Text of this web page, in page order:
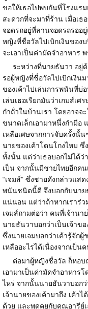
ขอให้เธอไปพบกันที่โรงแร
สะดวกที่จะมาที่ร้าน เมื่อเ
จอดรถอยู่ที่ลานจอดรถรออ
หญิงที่ชื่อวัลไปเบิกเงินของ
จะเอาเป็นค่ามัดจำอาหาร
ระหว่างที่นายธันวา อยู่
รอผู้หญิงที่ชื่อวัลไปเบิกเงิน
ของเค้าไปเล่นการพนันที่บ่
เล่นเธอเรียกมันว่าเกมส์เ
กำถั่วในบ้านเรา โดยอาจจ
ขนาดเล็กเอามาหนึ่งกำมือ
เหลือเศษจากการจับครั้งนั้
นายของเค้าโดนโกงไหม
ทั้งนั้น แต่ว่าเธอบอกไม่ได้ว่
เป็น จากนั้นมีชายไทยอีกค
“เจมส์” ซึ่งชายดังกล่าวแส
พนันชนิดนี้ดี จึงบอกกับนาย
แน่นอน แต่ว่าถ้าหากเราร่
เจมส์ถามต่อว่า คนที่เจ้านา
นายธันวาบอกว่าเป็นเจ้าข
ซึ่งนายเจมบอกว่าเค้ารู้จัก
เหลืออะไรได้เนื่องจากเป็น
ต่อมาผู้หญิงชื่อวัล ก็หอบ
เอามาเป็นค่ามัดจำอาหาร
ไหร่ จากนั้นนายธันวาบอกว่
เจ้านายของเค้ามาถึง เค้า
ด้วย และพูดคุยกับคุณอารีย์เ